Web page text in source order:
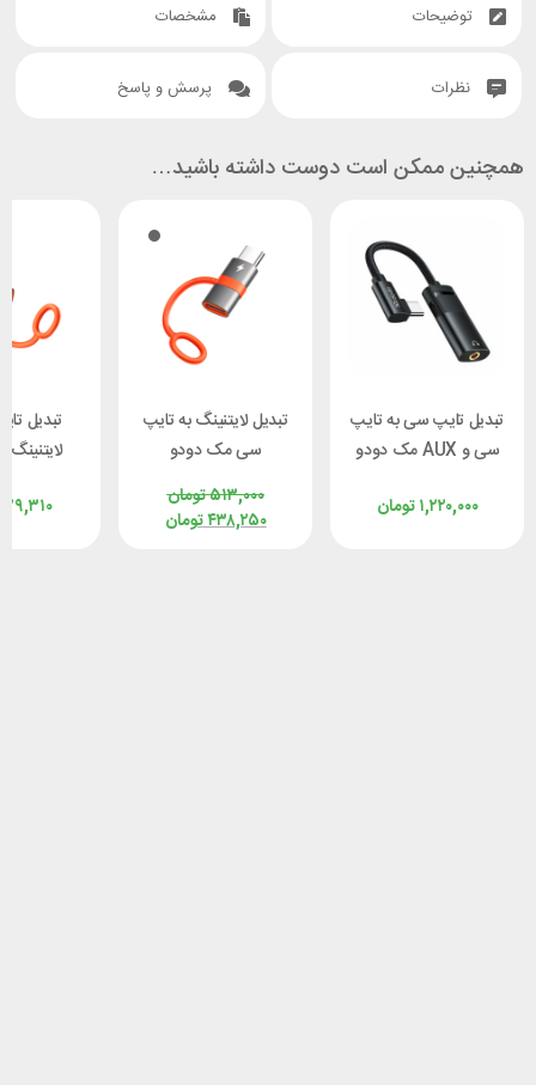
توضیحات مشخصات
نظرات پرسش و پاسخ
همچنین ممکن است دوست داشته باشید…
تبدیل تایپ سی به تایپ
سی و AUX مک دودو
توان 60 وات
تومان۱,۲۲۰,۰۰۰
تبدیل لایتنینگ به تایپ
سی مک دودو
تومان۵۱۳,۰۰۰
تومان۴۳۸,۲۵۰
تبدیل
توان 36 وات